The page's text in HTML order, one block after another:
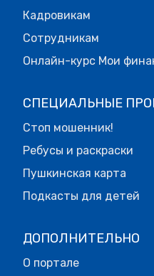
Кадровикам
Сотрудникам
Онлайн-курс Мои
СПЕЦИАЛЬНЫЕ
Стоп мошенник!
Ребусы и раскраски
Пушкинская карта
Подкасты для детей
ДОПОЛНИТЕЛЬНО
О портале